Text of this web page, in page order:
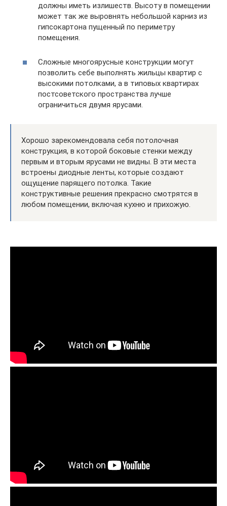
должны иметь излишеств. Высоту в помещении
может так же выровнять небольшой карниз из
гипсокартона пущенный по периметру
помещения.
Сложные многоярусные конструкции могут
позволить себе выполнять жильцы квартир с
высокими потолками, а в типовых квартирах
постсоветского пространства лучше
ограничиться двумя ярусами.
Хорошо зарекомендовала себя потолочная
конструкция, в которой боковые стенки между
первым и вторым ярусами не видны. В эти места
встроены диодные ленты, которые создают
ощущение парящего потолка. Такие
конструктивные решения прекрасно смотрятся в
любом помещении, включая кухню и прихожую.